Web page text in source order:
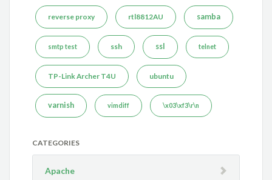
reverse proxy rtl8812AU samba
smtp test ssh ssl telnet
TP-Link Archer T4U ubuntu
varnish vimdiff \x03\xf3\r\n
CATEGORIES
Apache